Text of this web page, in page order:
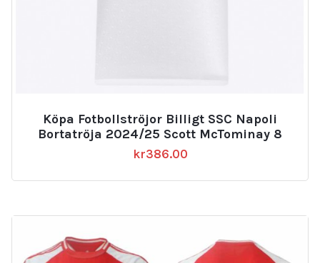
Köpa Fotbollströjor Billigt SSC Napoli
Bortatröja 2024/25 Scott McTominay 8
kr386.00